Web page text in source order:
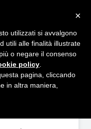
×
utilizzati si avvalgono
utili alle finalità illustrate
o negare il consenso
policy
pagina, cliccando
in altra maniera,